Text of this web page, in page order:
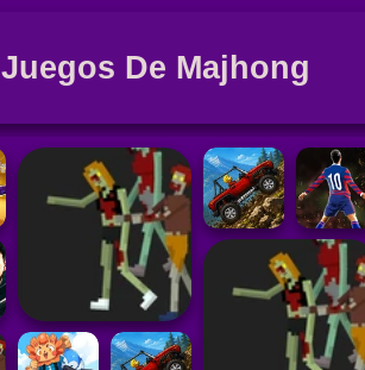
Juegos De Majhong